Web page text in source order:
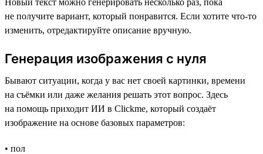
не получите вариант, который понравится. Если хотите что-то
изменить, отредактируйте описание вручную.
Генерация изображения с нуля
Бывают ситуации, когда у вас нет своей картинки, времени
на съёмки или даже желания решать этот вопрос. Здесь
на помощь приходит ИИ в Clickme, который создаёт
изображение на основе базовых параметров:
• пол